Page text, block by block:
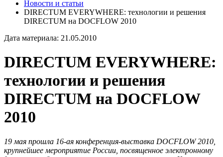
Новости и статьи
DIRECTUM EVERYWHERE: технологии и решения
DIRECTUM на DOCFLOW 2010
Дата материала: 21.05.2010
DIRECTUM EVERYWHERE:
технологии и решения
DIRECTUM на DOCFLOW
2010
19 мая прошла 16-ая конференция-выставка DOCFLOW 2010,
крупнейшее мероприятие России, посвященное электронному